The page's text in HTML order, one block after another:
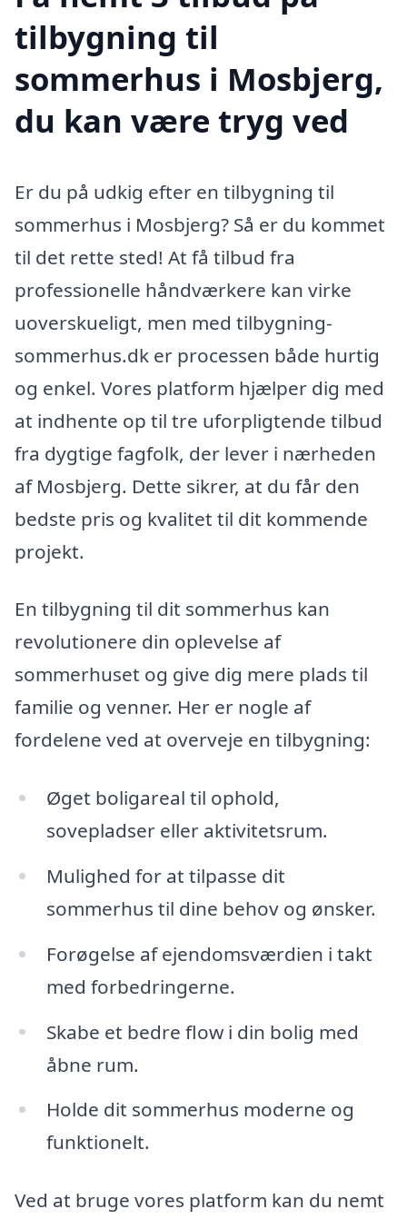
tilbygning til
sommerhus i Mosbjerg,
du kan være tryg ved
Er du på udkig efter en tilbygning til
sommerhus i Mosbjerg? Så er du kommet
til det rette sted! At få tilbud fra
professionelle håndværkere kan virke
uoverskueligt, men med tilbygning-
sommerhus.dk er processen både hurtig
og enkel. Vores platform hjælper dig med
at indhente op til tre uforpligtende tilbud
fra dygtige fagfolk, der lever i nærheden
af Mosbjerg. Dette sikrer, at du får den
bedste pris og kvalitet til dit kommende
projekt.
En tilbygning til dit sommerhus kan
revolutionere din oplevelse af
sommerhuset og give dig mere plads til
familie og venner. Her er nogle af
fordelene ved at overveje en tilbygning:
Øget boligareal til ophold,
sovepladser eller aktivitetsrum.
Mulighed for at tilpasse dit
sommerhus til dine behov og ønsker.
Forøgelse af ejendomsværdien i takt
med forbedringerne.
Skabe et bedre flow i din bolig med
åbne rum.
Holde dit sommerhus moderne og
funktionelt.
Ved at bruge vores platform kan du nemt